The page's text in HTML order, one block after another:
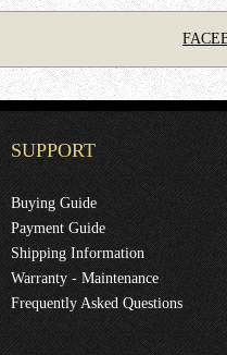
để em dễ dàng
mua đàn cho
Swallow rất đẹp
để mua 1 cây
trước đó đã có
g string. em ở
SUPPORT
Buying Guide
Payment Guide
Shipping Information
Warranty - Maintenance
Frequently Asked Questions